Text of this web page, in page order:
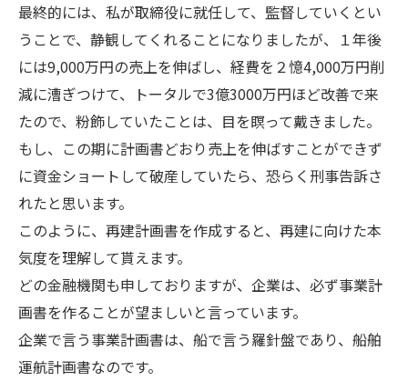
最終的には、私が取締役に就任して、監督していくとい
うことで、静観してくれることになりましたが、１年後
には9,000万円の売上を伸ばし、経費を２憶4,000万円削
減に漕ぎつけて、トータルで3億3000万円ほど改善で来
たので、粉飾していたことは、目を瞑って戴きました。
もし、この期に計画書どおり売上を伸ばすことができず
に資金ショートして破産していたら、恐らく刑事告訴さ
れたと思います。
このように、再建計画書を作成すると、再建に向けた本
気度を理解して貰えます。
どの金融機関も申しておりますが、企業は、必ず事業計
画書を作ることが望ましいと言っています。
企業で言う事業計画書は、船で言う羅針盤であり、船舶
運航計画書なのです。